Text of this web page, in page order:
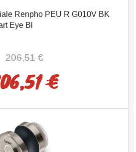
Renpho PEU R G010V BK
Eye Bl
206,51 €
€